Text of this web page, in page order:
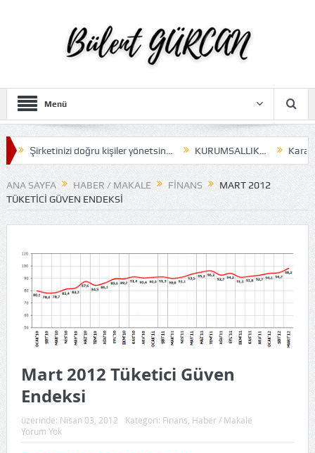
Menü
Şirketinizi doğru kişiler yönetsin… KURUMSALLIK… Karar
ANA SAYFA HABER / MAKALE FINANS
MART 2012
TÜKETICI GÜVEN ENDEKSI
Mart 2012 Tüketici Güven
Endeksi
üzerinde: Nisan 03, 2012 Kategori: Finans Haber / Makale
Yorum Yok